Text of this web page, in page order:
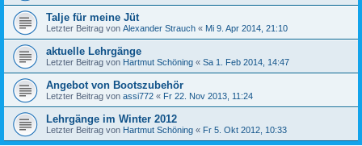
Talje für meine Jüt
Letzter Beitrag von Alexander Strauch « Mi 9. Apr 2014, 21:10
aktuelle Lehrgänge
Letzter Beitrag von Hartmut Schöning « Sa 1. Feb 2014, 14:47
Angebot von Bootszubehör
Letzter Beitrag von assi772 « Fr 22. Nov 2013, 11:24
Lehrgänge im Winter 2012
Letzter Beitrag von Hartmut Schöning « Fr 5. Okt 2012, 10:33